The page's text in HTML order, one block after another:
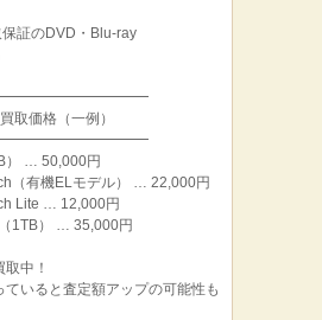
証のDVD・Blu-ray
取価格（一例）
） … 50,000円
（有機ELモデル） … 22,000円
Lite … 12,000円
1TB） … 35,000円
中！
ていると査定額アップの可能性も